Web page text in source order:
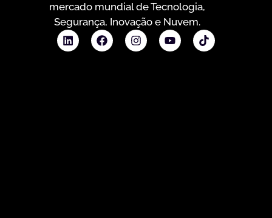
mercado mundial de Tecnologia,
Segurança, Inovação e Nuvem.